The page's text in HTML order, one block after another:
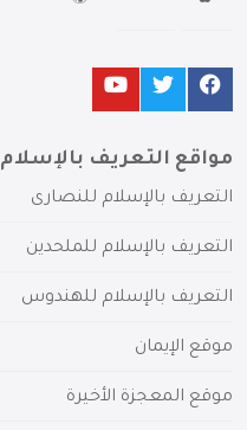
مواقع التعريف بالإسلام
التعريف بالإسلام للنصارى
التعريف بالإسلام للملحدين
التعريف بالإسلام للهندوس
موقع الإيمان
موقع المعجزة الأخيرة